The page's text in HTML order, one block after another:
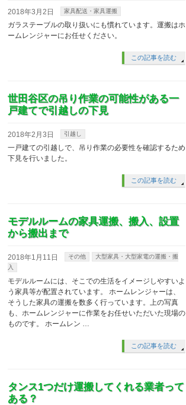
2018年3月2日 家具配送・家具運搬
ガラステーブルの取り扱いにも慣れています。運搬はホ
ームレンジャーにお任せください。
この記事を読む
世田谷区の吊り作業の可能性がある一
戸建てで引越しの下見
2018年2月3日 引越し
一戸建ての引越しで、吊り作業の必要性を確認するため
下見を行いました。
この記事を読む
モデルルームの家具運搬、搬入、設置
から搬出まで
2018年1月11日 その他
大型家具・大型家電の運搬・搬
入
モデルルームには、そこでの生活をイメージしやすいよ
う家具等が配置されています。 ホームレンジャーは、
そうした家具の運搬を数多く行っています。上の写真
も、ホームレンジャーに作業をお任せいただいた現場の
ものです。 ホームレン …
この記事を読む
タンス1つだけ運搬してくれる業者って
ある？